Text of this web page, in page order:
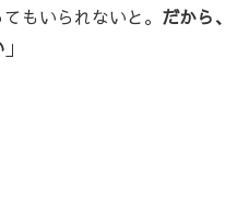
もいられないと。 だから、
」